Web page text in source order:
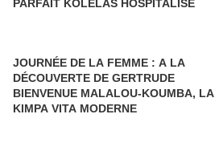
PARFAIT KOLÉLAS HOSPITALISÉ
JOURNÉE DE LA FEMME : A LA
DÉCOUVERTE DE GERTRUDE
BIENVENUE MALALOU-KOUMBA, LA
KIMPA VITA MODERNE